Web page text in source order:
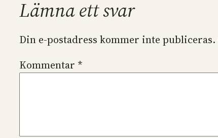
Lämna ett svar
Din e-postadress kommer inte publiceras.
Kommentar *